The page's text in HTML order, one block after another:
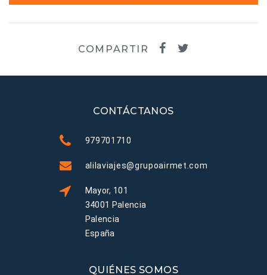
COMPARTIR
CONTÁCTANOS
979701710
alilaviajes@grupoairmet.com
Mayor, 101
34001 Palencia
Palencia
España
QUIÉNES SOMOS